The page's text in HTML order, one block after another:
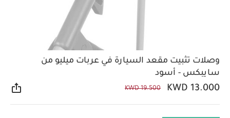
وصلات تثبيت مقعد السيارة في عربات ميليو من
سايبكس - أسود
KWD 13.000
KWD 19.500